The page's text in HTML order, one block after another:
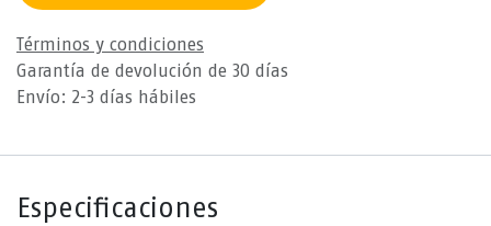
Términos y condiciones
Garantía de devolución de 30 días
Envío: 2-3 días hábiles
Especificaciones